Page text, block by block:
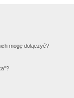
mogę dołączyć?